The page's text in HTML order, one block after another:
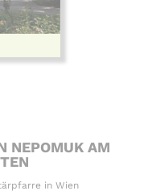
NEPOMUK AM
in Wien